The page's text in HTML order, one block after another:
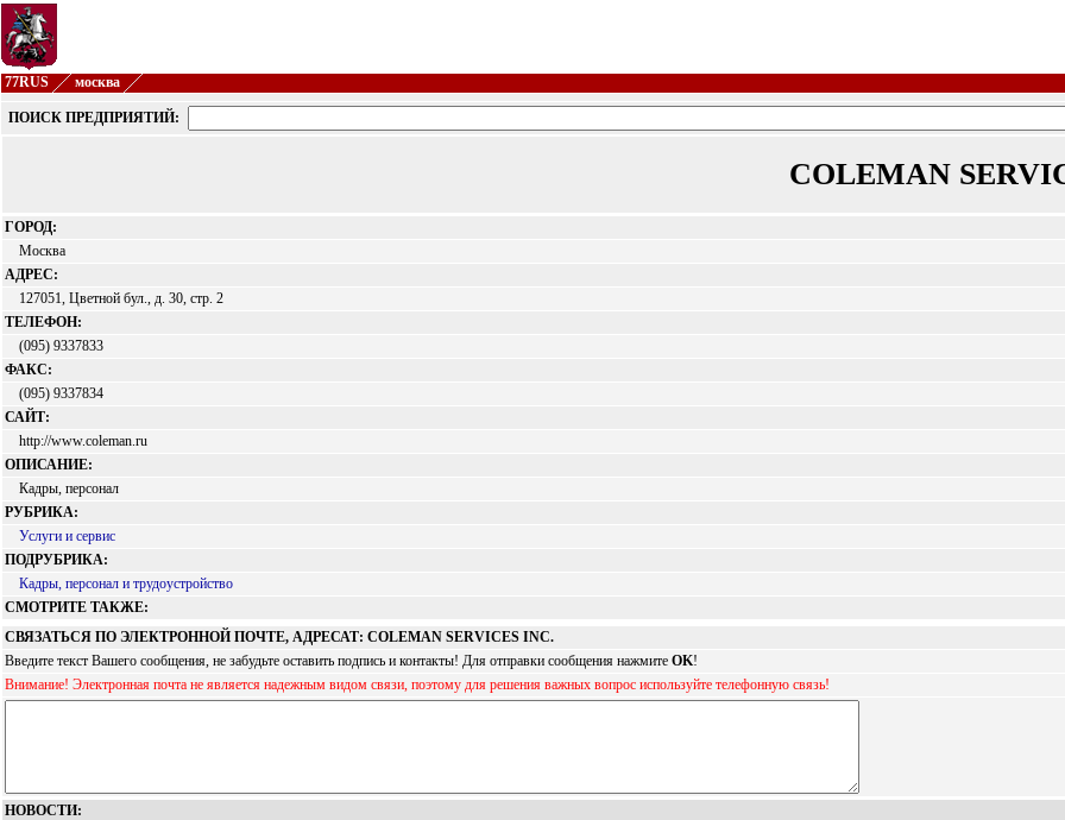
77RUS москва
ПОИСК ПРЕДПРИЯТИЙ:
COLEMAN
ГОРОД:
Москва
АДРЕС:
127051, Цветной бул., д. 30, стр. 2
ТЕЛЕФОН:
(095) 9337833
ФАКС:
(095) 9337834
САЙТ:
http://www.coleman.ru
ОПИСАНИЕ:
Кадры, персонал
РУБРИКА:
Услуги и сервис
ПОДРУБРИКА:
Кадры, персонал и трудоустройство
СМОТРИТЕ ТАКЖЕ:
СВЯЗАТЬСЯ ПО ЭЛЕКТРОННОЙ ПОЧТЕ, АДРЕСАТ: COLEMAN SERVICES INC.
Введите текст Вашего сообщения, не забудьте оставить подпись и контакты! Для отправки сообщения нажмите OK!
Внимание! Электронная почта не является надежным видом связи, поэтому для решения важных вопрос используйте телефонную связь!
НОВОСТИ: